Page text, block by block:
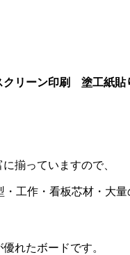
リーン印刷 塗工紙
揃っていますので、
・工作・看板芯材・大
れたボードです。